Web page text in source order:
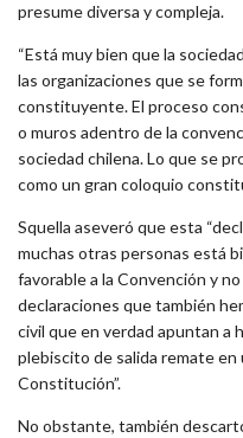
presume diversa y compleja.
“Está muy bien que la
las organizaciones que se
constituyente. El proceso
o muros adentro de la
sociedad chilena. Lo que se
como un gran coloquio
Squella aseveró que esta
muchas otras personas está
favorable a la Convención y
declaraciones que también
civil que en verdad apuntan a
plebiscito de salida remate en
Constitución”.
No obstante, también